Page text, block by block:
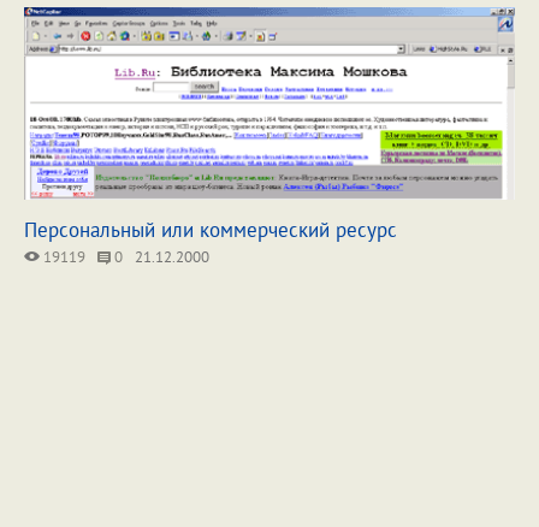
Персональный или коммерческий ресурс
19119 0 21.12.2000